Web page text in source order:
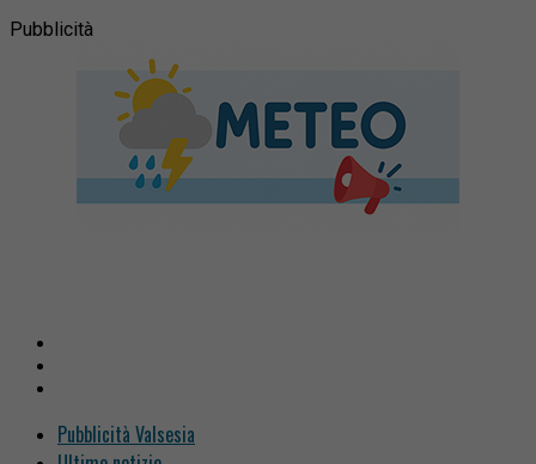
Pubblicità
Pubblicità Valsesia